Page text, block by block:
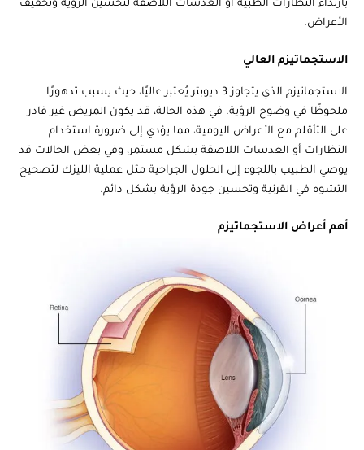
بارتداء النظارات الطبية أو العدسات اللاصقة لتحسين الرؤية وتخفيف
الأعراض.
الاستجماتيزم العالي
الاستجماتيزم الذي يتجاوز 3 ديوبتر يُعتبر عاليًا، حيث يسبب تدهورًا
ملحوظًا في وضوح الرؤية. في هذه الحالة، قد يكون المريض غير قادر
على التأقلم مع الأعراض اليومية، مما يؤدي إلى ضرورة استخدام
النظارات أو العدسات اللاصقة بشكل مستمر، وفي بعض الحالات قد
يوصي الطبيب باللجوء إلى الحلول الجراحية مثل عملية الليزك لتصحيح
التشوه في القرنية وتحسين جودة الرؤية بشكل دائم.
أهم أعراض الاستجماتيزم